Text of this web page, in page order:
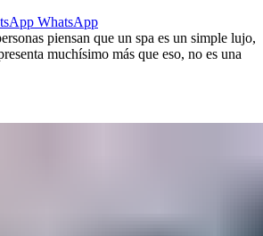
WhatsApp
piensan que un spa es un simple lujo,
muchísimo más que eso, no es una